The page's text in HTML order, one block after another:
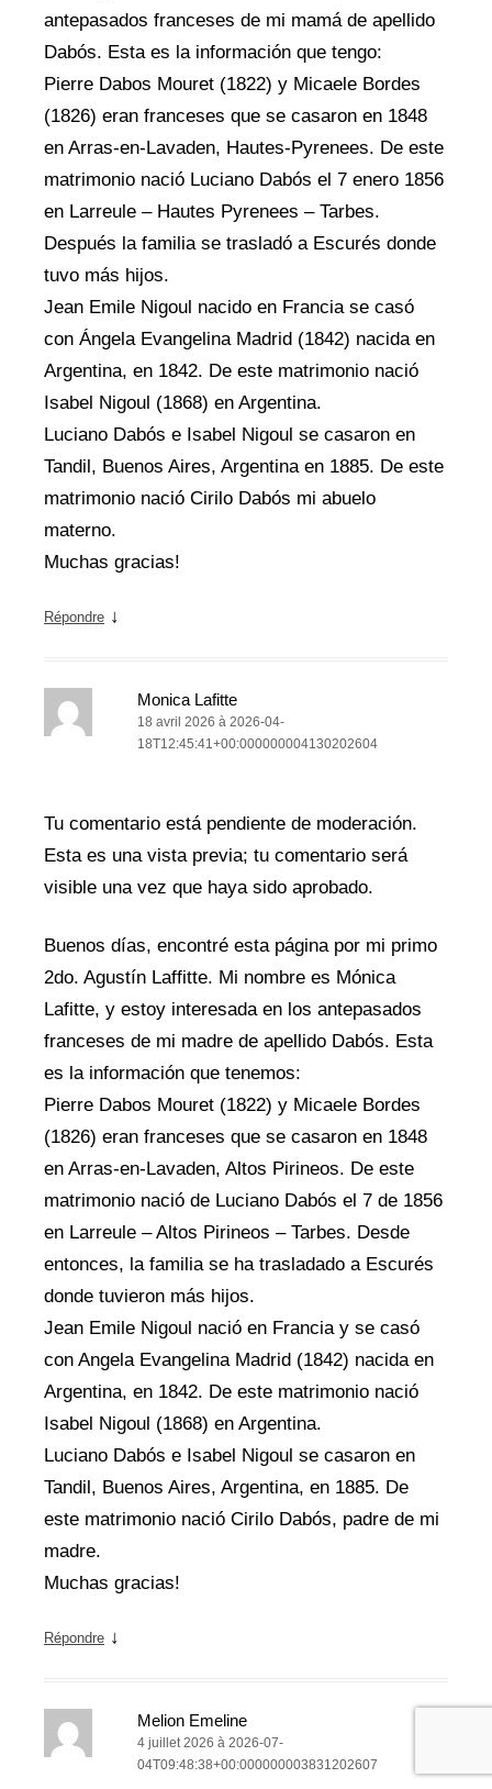
antepasados franceses de mi mamá de apellido
Dabós. Esta es la información que tengo:
Pierre Dabos Mouret (1822) y Micaele Bordes
(1826) eran franceses que se casaron en 1848
en Arras-en-Lavaden, Hautes-Pyrenees. De este
matrimonio nació Luciano Dabós el 7 enero 1856
en Larreule – Hautes Pyrenees – Tarbes.
Después la familia se trasladó a Escurés donde
tuvo más hijos.
Jean Emile Nigoul nacido en Francia se casó
con Ángela Evangelina Madrid (1842) nacida en
Argentina, en 1842. De este matrimonio nació
Isabel Nigoul (1868) en Argentina.
Luciano Dabós e Isabel Nigoul se casaron en
Tandil, Buenos Aires, Argentina en 1885. De este
matrimonio nació Cirilo Dabós mi abuelo
materno.
Muchas gracias!
Répondre ↓
Monica Lafitte
18 avril 2026 à 2026-04-
18T12:45:41+00:000000004130202604
Tu comentario está pendiente de moderación.
Esta es una vista previa; tu comentario será
visible una vez que haya sido aprobado.
Buenos días, encontré esta página por mi primo
2do. Agustín Laffitte. Mi nombre es Mónica
Lafitte, y estoy interesada en los antepasados ​​
franceses de mi madre de apellido Dabós. Esta
es la información que tenemos:
Pierre Dabos Mouret (1822) y Micaele Bordes
(1826) eran franceses que se casaron en 1848
en Arras-en-Lavaden, Altos Pirineos. De este
matrimonio nació de Luciano Dabós el 7 de 1856
en Larreule – Altos Pirineos – Tarbes. Desde
entonces, la familia se ha trasladado a Escurés
donde tuvieron más hijos.
Jean Emile Nigoul nació en Francia y se casó
con Angela Evangelina Madrid (1842) nacida en
Argentina, en 1842. De este matrimonio nació
Isabel Nigoul (1868) en Argentina.
Luciano Dabós e Isabel Nigoul se casaron en
Tandil, Buenos Aires, Argentina, en 1885. De
este matrimonio nació Cirilo Dabós, padre de mi
madre.
Muchas gracias!
Répondre ↓
Melion Emeline
4 juillet 2026 à 2026-07-
04T09:48:38+00:000000003831202607